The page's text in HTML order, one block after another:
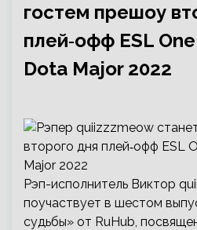
гостем прешоу
плей‑офф ESL
Dota Major 2022
Рэп-исполнитель Виктор
поучаствует в шестом
судьбы» от RuHub,